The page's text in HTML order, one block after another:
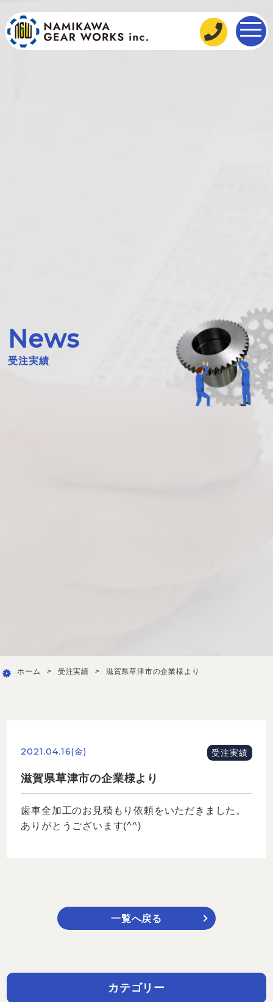
News
受注実績
ホーム > 受注実績 > 滋賀県草津市の企業様より
2021.04.16(金) 受注実績
滋賀県草津市の企業様より
歯車全加工のお見積もり依頼をいただきました。
ありがとうございます(^^)
一覧へ戻る
カテゴリー